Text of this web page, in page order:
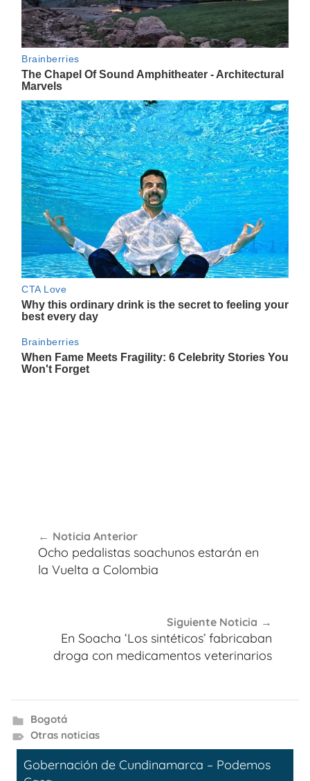
de
entradas
Noticia Anterior
Ocho pedalistas soachunos estarán en
la Vuelta a Colombia
Siguiente Noticia
En Soacha ‘Los sintéticos’ fabricaban
droga con medicamentos veterinarios
Bogotá
Otras noticias
Gobernación de Cundinamarca – Podemos